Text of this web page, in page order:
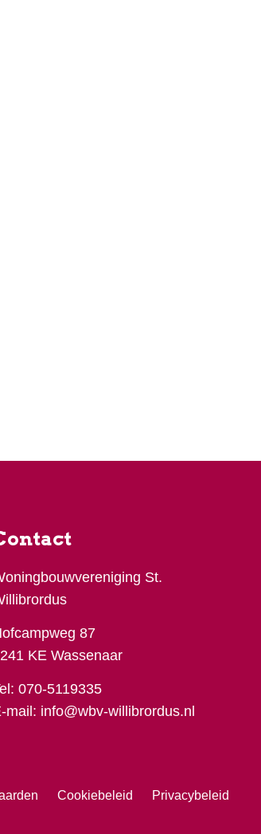
St.
87
KE Wassenaar
070-5119335
mail: info@wbv-willibrordus.nl
Cookiebeleid Privacybeleid